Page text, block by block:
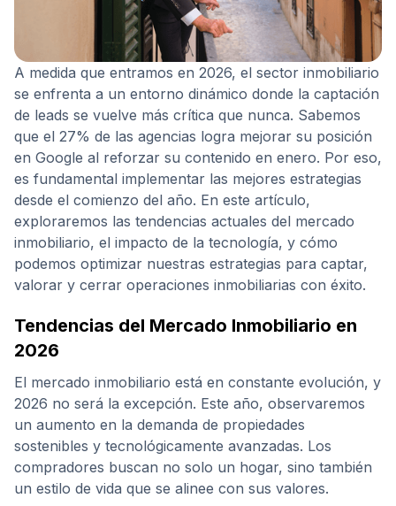
A medida que entramos en 2026, el sector inmobiliario
se enfrenta a un entorno dinámico donde la captación
de leads se vuelve más crítica que nunca. Sabemos
que el 27% de las agencias logra mejorar su posición
en Google al reforzar su contenido en enero. Por eso,
es fundamental implementar las mejores estrategias
desde el comienzo del año. En este artículo,
exploraremos las tendencias actuales del mercado
inmobiliario, el impacto de la tecnología, y cómo
podemos optimizar nuestras estrategias para captar,
valorar y cerrar operaciones inmobiliarias con éxito.
Tendencias del Mercado Inmobiliario en
2026
El mercado inmobiliario está en constante evolución, y
2026 no será la excepción. Este año, observaremos
un aumento en la demanda de propiedades
sostenibles y tecnológicamente avanzadas. Los
compradores buscan no solo un hogar, sino también
un estilo de vida que se alinee con sus valores.